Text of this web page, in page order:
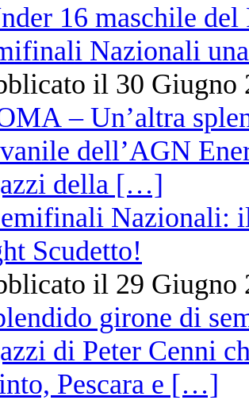
16 maschile
Nazionali
il 30 Giugno
Nazionali:
Scudetto!
il 29 Giugno